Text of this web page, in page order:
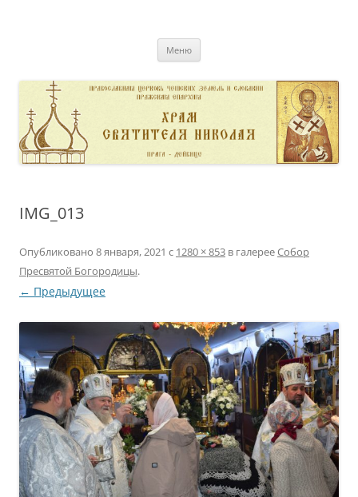
Меню
IMG_013
Опубликовано 8 января, 2021 с 1280 × 853 в галерееСобор
Пресвятой Богородицы.
← Предыдущее